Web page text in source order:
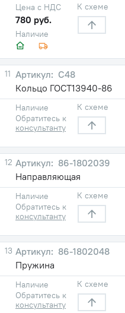
Наличие
Цена с НДС
780 руб.
К схеме
11
С48
Кольцо ГОСТ13940-86
Наличие
Обратитесь к
консультанту
К схеме
12
86-1802039
Направляющая
Наличие
Обратитесь к
консультанту
К схеме
13
86-1802048
Пружина
Наличие
Обратитесь к
консультанту
К схеме